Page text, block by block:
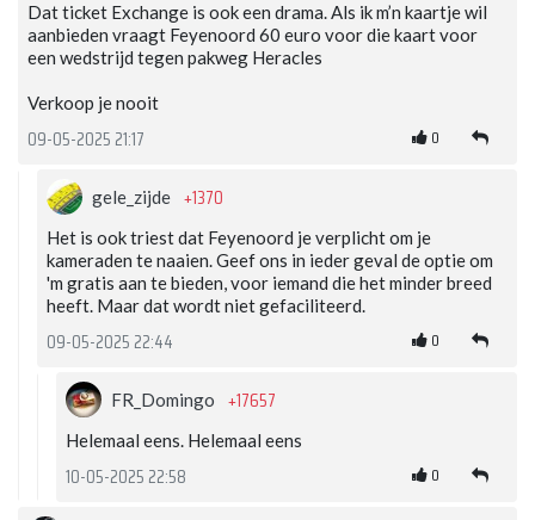
Dat ticket Exchange is ook een drama. Als ik m’n kaartje wil
aanbieden vraagt Feyenoord 60 euro voor die kaart voor
een wedstrijd tegen pakweg Heracles
Verkoop je nooit
09-05-2025 21:17 0
gele_zijde +1370
Het is ook triest dat Feyenoord je verplicht om je
kameraden te naaien. Geef ons in ieder geval de optie om
'm gratis aan te bieden, voor iemand die het minder breed
heeft. Maar dat wordt niet gefaciliteerd.
09-05-2025 22:44 0
FR_Domingo +17657
Helemaal eens. Helemaal eens
10-05-2025 22:58 0